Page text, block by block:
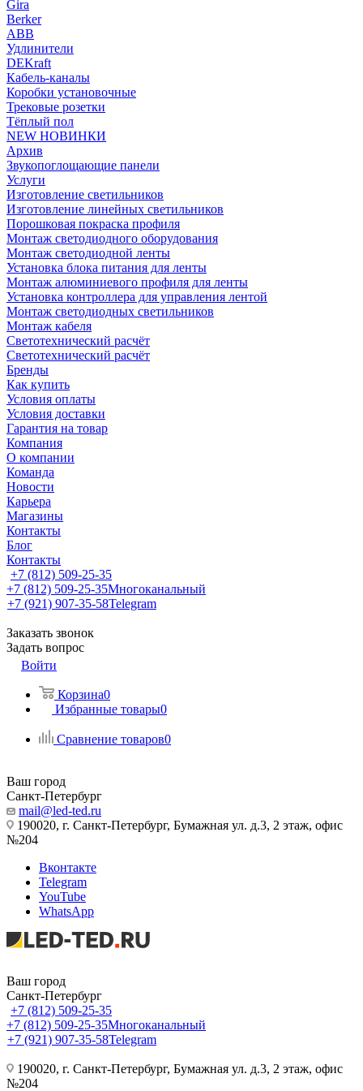
Gira
Berker
ABB
Удлинители
DEKraft
Кабель-каналы
Коробки установочные
Трековые розетки
Тёплый пол
NEW НОВИНКИ
Архив
Звукопоглощающие панели
Услуги
Изготовление светильников
Изготовление линейных светильников
Порошковая покраска профиля
Монтаж светодиодного оборудования
Монтаж светодиодной ленты
Установка блока питания для ленты
Монтаж алюминиевого профиля для ленты
Установка контроллера для управления лентой
Монтаж светодиодных светильников
Монтаж кабеля
Светотехнический расчёт
Светотехнический расчёт
Бренды
Как купить
Условия оплаты
Условия доставки
Гарантия на товар
Компания
О компании
Команда
Новости
Карьера
Магазины
Контакты
Блог
Контакты
+7 (812) 509-25-35
+7 (812) 509-25-35Многоканальный
+7 (921) 907-35-58Telegram
Заказать звонок
Задать вопрос
Войти
Корзина0
Избранные товары0
Сравнение товаров0
Ваш город
Санкт-Петербург
mail@led-ted.ru
190020, г. Санкт-Петербург, Бумажная ул. д.3, 2 этаж, офис
№204
Вконтакте
Telegram
YouTube
WhatsApp
Ваш город
Санкт-Петербург
+7 (812) 509-25-35
+7 (812) 509-25-35Многоканальный
+7 (921) 907-35-58Telegram
190020, г. Санкт-Петербург, Бумажная ул. д.3, 2 этаж, офис
№204